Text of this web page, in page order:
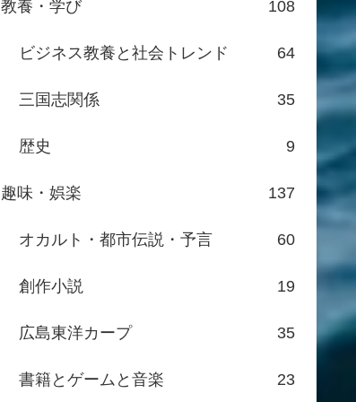
教養・学び 108
ビジネス教養と社会トレンド 64
三国志関係 35
歴史 9
趣味・娯楽 137
オカルト・都市伝説・予言 60
創作小説 19
広島東洋カープ 35
書籍とゲームと音楽 23